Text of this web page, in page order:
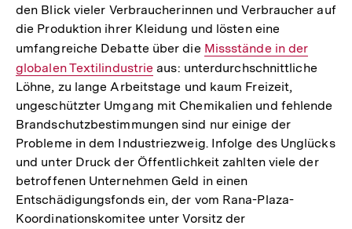
den Blick vieler Verbraucherinnen und Verbraucher auf
die Produktion ihrer Kleidung und lösten eine
umfangreiche Debatte über die Interner
Link:
Missstände in der
globalen Textilindustrie aus: unterdurchschnittliche
Löhne, zu lange Arbeitstage und kaum Freizeit,
ungeschützter Umgang mit Chemikalien und fehlende
Brandschutzbestimmungen sind nur einige der
Probleme in dem Industriezweig. Infolge des Unglücks
und unter Druck der Öffentlichkeit zahlten viele der
betroffenen Unternehmen Geld in einen
Entschädigungsfonds ein, der vom Rana-Plaza-
Koordinationskomitee unter Vorsitz der